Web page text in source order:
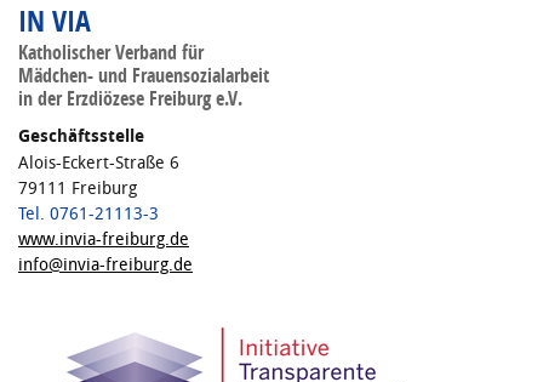
IN VIA
Katholischer Verband für
Mädchen- und Frauensozialarbeit
in der Erzdiözese Freiburg e.V.
Geschäftsstelle
Alois-Eckert-Straße 6
79111 Freiburg
Tel. 0761-21113-3
www.invia-freiburg.de
info@invia-freiburg.de